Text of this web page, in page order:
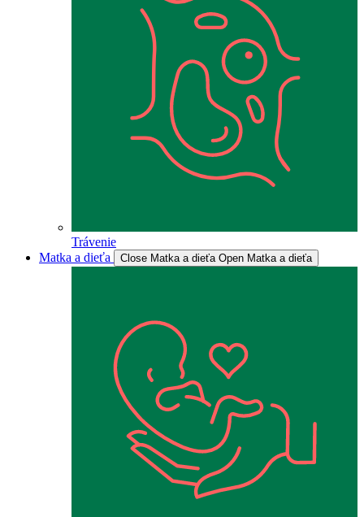
Trávenie
Matka a dieťa
Close Matka a dieťa Open Matka a dieťa